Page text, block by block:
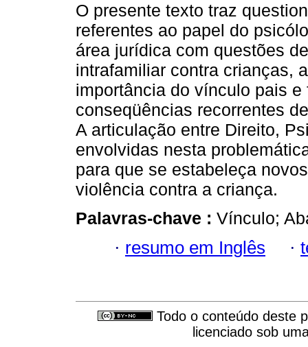
O presente texto traz
referentes ao papel do
área jurídica com questões
intrafamiliar contra crianças,
importância do vínculo pais e
conseqüências recorrentes
A articulação entre Direito,
envolvidas nesta
para que se estabeleça
violência contra a criança.
Palavras-chave : Vínculo;
· resumo em Inglês ·
Todo o conteúdo deste
licenciado sob